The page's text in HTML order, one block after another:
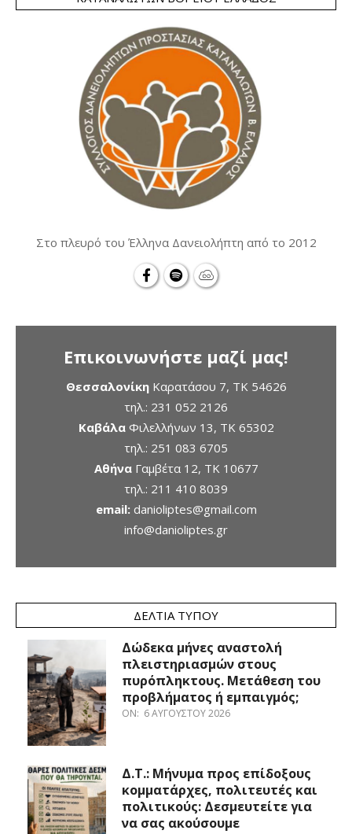
Στο πλευρό του Έλληνα Δανειολήπτη από το 2012
Επικοινωνήστε μαζί μας!
ΘεσσαλονίκηΚαρατάσου 7, TK 54626
τηλ.: 231 052 2126
ΚαβάλαΦιλελλήνων 13, ΤΚ 65302
τηλ.: 251 083 6705
ΑθήναΓαμβέτα 12, ΤΚ 10677
τηλ.: 211 410 8039
email: danioliptes@gmail.com
info@danioliptes.gr
ΔΕΛΤΊΑ ΤΎΠΟΥ
Δώδεκα μήνες αναστολή
πλειστηριασμών στους
πυρόπληκτους. Μετάθεση του
προβλήματος ή εμπαιγμός;
ON: 6 ΑΥΓΟΎΣΤΟΥ 2026
Δ.Τ.: Μήνυμα προς επίδοξους
κομματάρχες, πολιτευτές και
πολιτικούς: Δεσμευτείτε για
να σας ακούσουμε